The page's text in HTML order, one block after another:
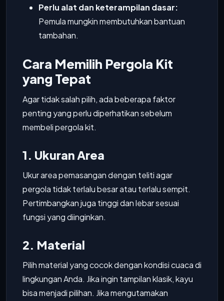
Perlu alat dan keterampilan dasar:
Pemula mungkin membutuhkan bantuan
tambahan.
Cara Memilih Pergola Kit
yang Tepat
Agar tidak salah pilih, ada beberapa faktor
penting yang perlu diperhatikan sebelum
membeli pergola kit.
1. Ukuran Area
Ukur area pemasangan dengan teliti agar
pergola tidak terlalu besar atau terlalu sempit.
Pertimbangkan juga tinggi dan lebar sesuai
fungsi yang diinginkan.
2. Material
Pilih material yang cocok dengan kondisi cuaca di
lingkungan Anda. Jika ingin tampilan klasik, kayu
bisa menjadi pilihan. Jika mengutamakan